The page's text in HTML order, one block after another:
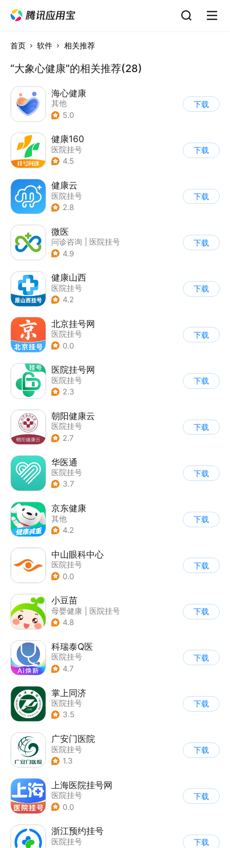
首页 软件 相关推荐
“大象心健康”的相关推荐(28)
海心健康
其他
5.0
下载
健康160
医院挂号
4.5
下载
健康云
医院挂号
2.8
下载
微医
问诊咨询
医院挂号
4.9
下载
健康山西
医院挂号
4.2
下载
北京挂号网
医院挂号
0.0
下载
医院挂号网
医院挂号
2.3
下载
朝阳健康云
医院挂号
2.7
下载
华医通
医院挂号
3.7
下载
京东健康
其他
4.2
下载
中山眼科中心
医院挂号
0.0
下载
小豆苗
母婴健康
医院挂号
4.8
下载
科瑞泰Q医
医院挂号
4.7
下载
掌上同济
医院挂号
3.5
下载
广安门医院
医院挂号
1.3
下载
上海医院挂号网
医院挂号
0.0
下载
浙江预约挂号
医院挂号
下载